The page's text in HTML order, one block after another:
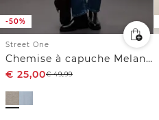
-50%
Street One
Chemise à capuche Melange
€ 25,00€49,99